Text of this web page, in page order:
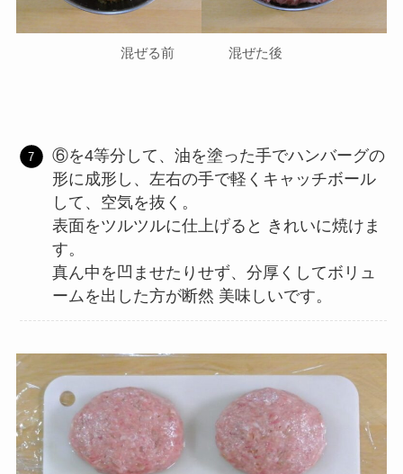
混ぜる前 混ぜた後
⑥を4等分して、油を塗った手でハンバーグの
形に成形し、左右の手で軽くキャッチボール
して、空気を抜く。
表面をツルツルに仕上げると きれいに焼けま
す。
真ん中を凹ませたりせず、分厚くしてボリュ
ームを出した方が断然 美味しいです。